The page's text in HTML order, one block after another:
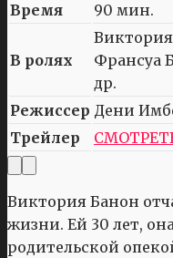
Время
90 мин.
В ролях
Франсуа
др.
Режиссер Дени
Трейлер
Виктория Банон
жизни. Ей 30 лет,
родительской